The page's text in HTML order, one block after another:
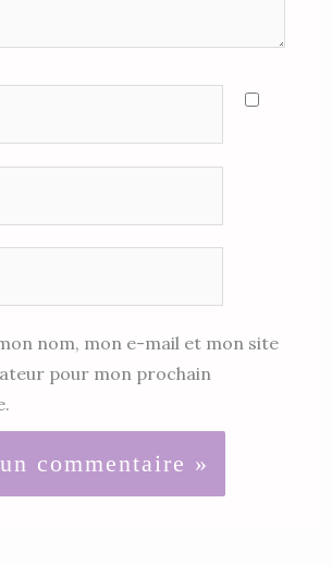
nom, mon e-mail et mon site
pour mon prochain